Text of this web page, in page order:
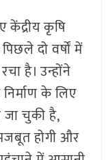
कृषि
दो वर्षों में
है। उन्होंने
के लिए
जा चुकी है,
मजबूत होगी और